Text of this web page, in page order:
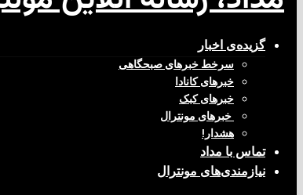
گزیده‌ی‌ اخبار
سرخط خبرهای صبحگاهی
خبرهای کانادا
خبرهای کبک
‌ خبرهای مونترال
هشدار!
تماس با مداد
نیازمندی‌های مونترال